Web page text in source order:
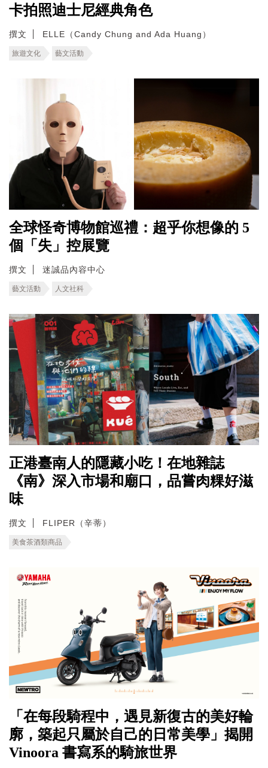
卡拍照迪士尼經典角色
撰文 ELLE（Candy Chung and Ada Huang）
旅遊文化 藝文活動
全球怪奇博物館巡禮：超乎你想像的 5
個「失」控展覽
撰文 迷誠品內容中心
藝文活動 人文社科
正港臺南人的隱藏小吃！在地雜誌
《南》深入市場和廟口，品嘗肉粿好滋
味
撰文 FLIPER（辛蒂）
美食茶酒類商品
「在每段騎程中，遇見新復古的美好輪
廓，築起只屬於自己的日常美學」揭開
Vinoora 書寫系的騎旅世界